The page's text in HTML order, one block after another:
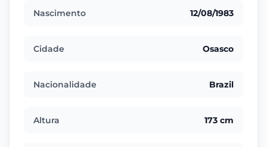
Nascimento 12/08/1983
Cidade Osasco
Nacionalidade Brazil
Altura 173 cm